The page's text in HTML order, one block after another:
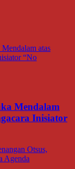
Mendalam
Inisiator